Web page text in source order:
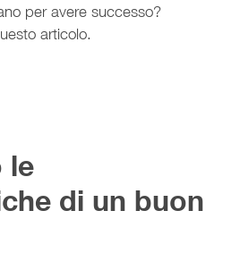
per avere successo?
articolo.
le
di un buon